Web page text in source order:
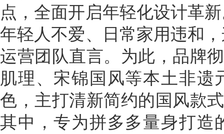
点，全面开启年轻化设计革
年轻人不爱、日常家用违和
运营团队直言。为此，品牌
肌理、宋锦国风等本土非遗
色，主打清新简约的国风款
其中，专为拼多多量身打造